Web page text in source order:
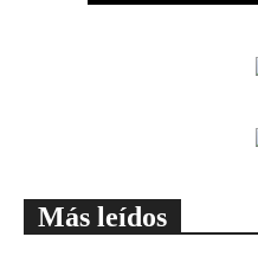
Más leídos